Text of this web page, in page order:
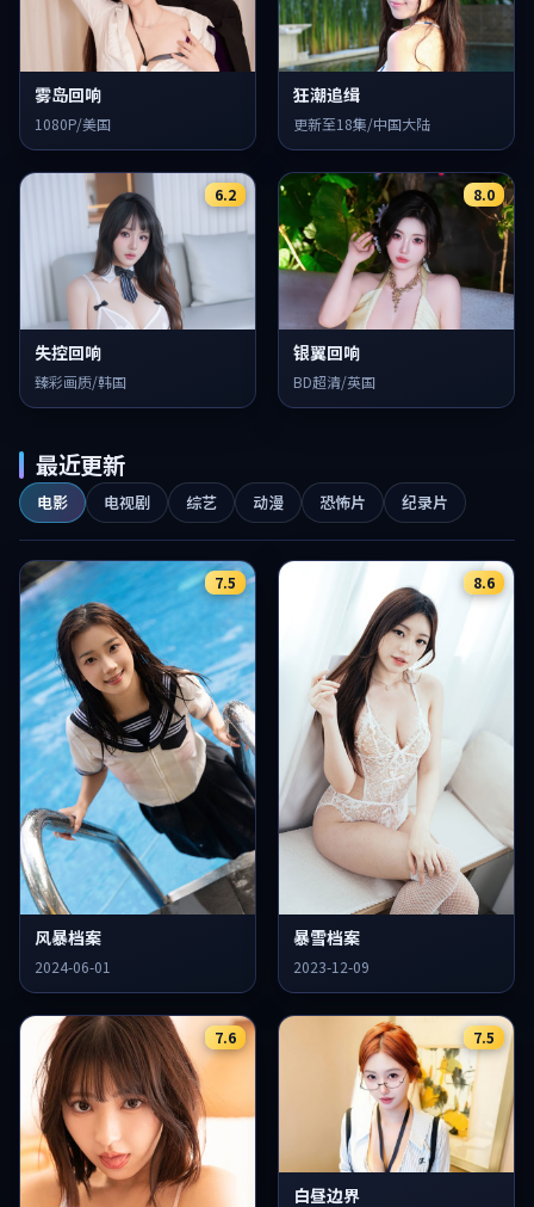
雾岛回响
1080P/美国
狂潮追缉
更新至18集/中国大陆
6.2
失控回响
臻彩画质/韩国
8.0
银翼回响
BD超清/英国
最近更新
电影 电视剧 综艺 动漫 恐怖片 纪录片
7.5
风暴档案
2024-06-01
8.6
暴雪档案
2023-12-09
7.6 7.5
白昼边界